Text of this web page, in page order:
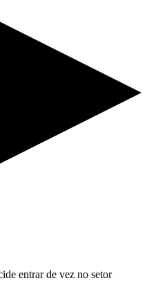
entrar de vez no setor